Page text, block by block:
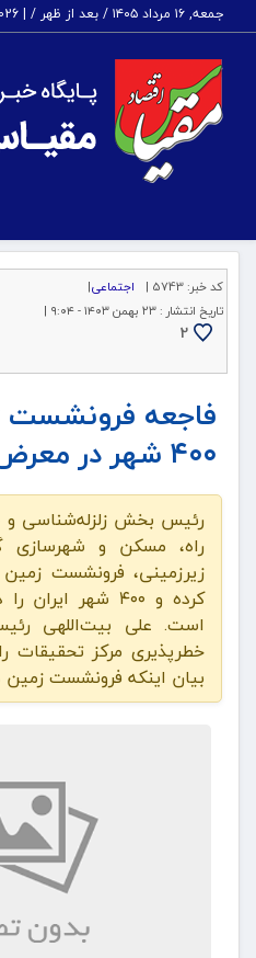
جمعه, ۱۶ مرداد ۱۴۰۵ / بعد از ظهر / |
08-07
کد خبر: 5743 | اجتماعی|
تاریخ انتشار : ۲۳ بهمن ۱۴۰۳ - ۹:۰۴ |
2
فاجعه فرونشست
۴۰۰ شهر در معرض تهدید جدی
رئیس بخش زلزله‌شناسی و
راه، مسکن و
زیرزمینی، فرونشست
کرده و ۴۰۰ شهر
است. علی بیت‌اللهی
خطرپذیری مرکز تحقیقات
بیان اینکه فرونشست زمین